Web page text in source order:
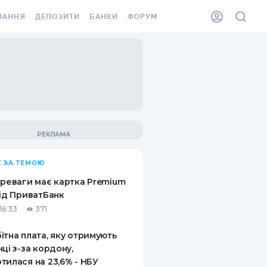
ВІНЬЄТКА
ВІД
ВИПАДКІВ
ДЕПОЗИТИ
ПИТАННЯ ТА ВІДПОВІДІ
ПУТІВНИКИ ПО
БАНКИ ФОРУМ
ЗА ТЕМОЮ
має картка Premium
ПриватБанк
371
плата, яку отримують
з-за кордону,
на 23,6% - НБУ